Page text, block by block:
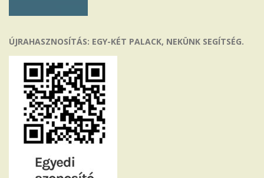
ÚJRAHASZNOSÍTÁS: EGY-KÉT PALACK, NEKÜNK SEGÍTSÉG.